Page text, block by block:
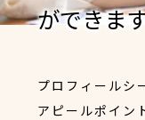
ができま
プロフィールシ
アピールポイン